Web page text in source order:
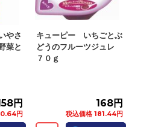
やさ
菜と
円
円
キューピー いちごとぶ
どうのフルーツジュレ
７０ｇ
168円
税込価格 181.44円